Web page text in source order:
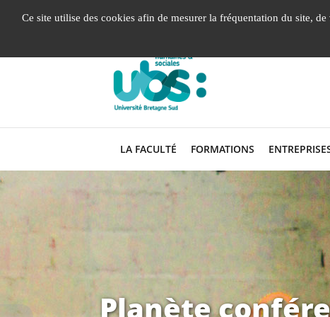
LA FACULTÉ FORMATIONS
Planète
Ce site utilise des cookies afin de mesurer la fréquentation du site,